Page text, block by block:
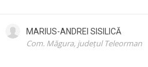
MARIUS-ANDREI SISILICĂ
Com. Măgura, județul Teleorman